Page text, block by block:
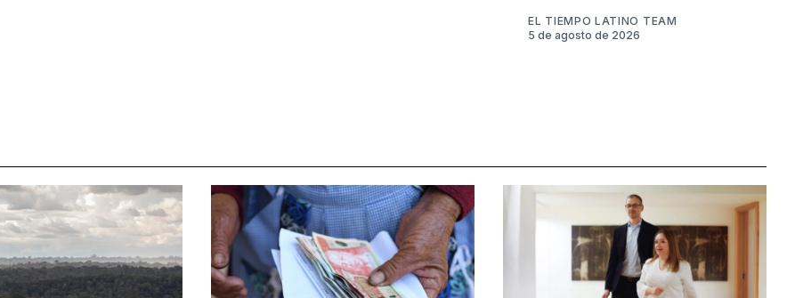
EL TIEMPO LATINO TEAM
5 de agosto de 2026